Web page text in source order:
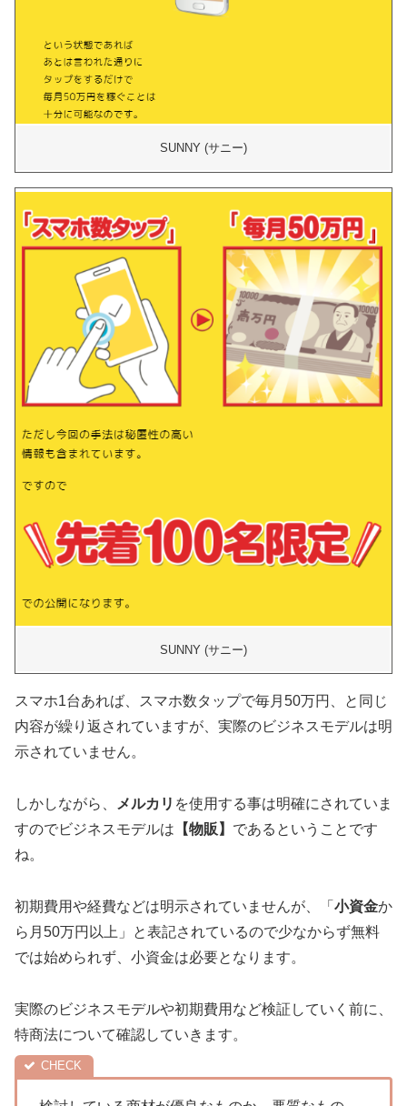
SUNNY (サニー)
SUNNY (サニー)
スマホ1台あれば、スマホ数タップで毎月50万円、と同じ
内容が繰り返されていますが、実際のビジネスモデルは明
示されていません。
しかしながら、 メルカリ を使用する事は明確にされていま
すのでビジネスモデルは 【物販】 であるということです
ね。
初期費用や経費などは明示されていませんが、「 小資金か
ら月50万円以上」と表記されているので少なからず無料
では始められず、小資金は必要となります。
実際のビジネスモデルや初期費用など検証していく前に、
特商法について確認していきます。